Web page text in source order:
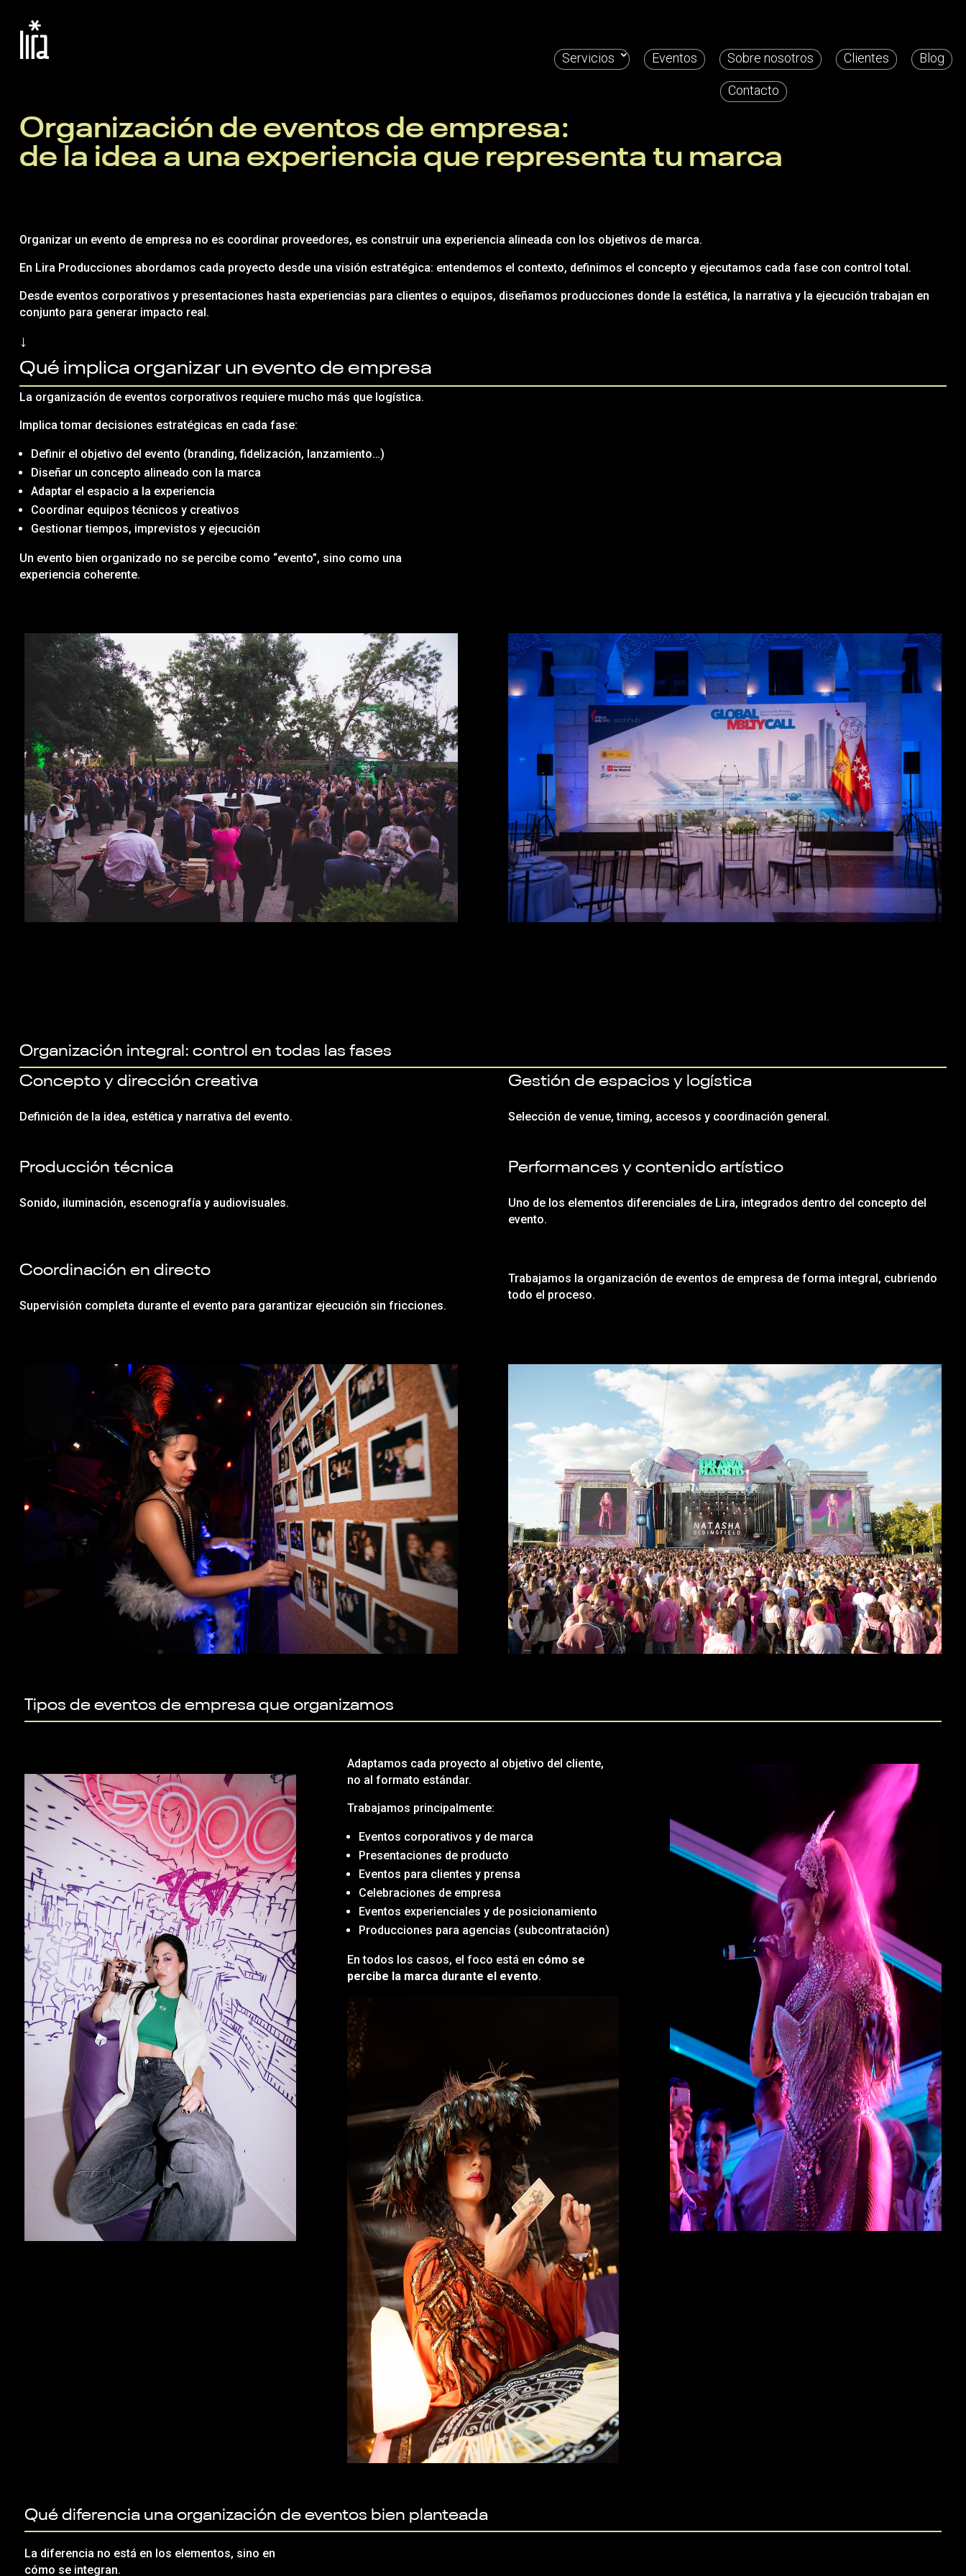
Servicios Eventos Sobre nosotros Clientes Blog
Contacto
Organización de eventos de empresa:
de la idea a una experiencia que representa tu marca
Organizar un evento de empresa no es coordinar proveedores, es construir una experiencia alineada con los objetivos de marca.
En Lira Producciones abordamos cada proyecto desde una visión estratégica: entendemos el contexto, definimos el concepto y ejecutamos cada fase con control total.
Desde eventos corporativos y presentaciones hasta experiencias para clientes o equipos, diseñamos producciones donde la estética, la narrativa y la ejecución trabajan en
conjunto para generar impacto real.
↓
Qué implica organizar un evento de empresa
La organización de eventos corporativos requiere mucho más que logística.
Implica tomar decisiones estratégicas en cada fase:
Definir el objetivo del evento (branding, fidelización, lanzamiento…)
Diseñar un concepto alineado con la marca
Adaptar el espacio a la experiencia
Coordinar equipos técnicos y creativos
Gestionar tiempos, imprevistos y ejecución
Un evento bien organizado no se percibe como “evento”, sino como una
experiencia coherente.
Organización integral: control en todas las fases
Concepto y dirección creativa
Definición de la idea, estética y narrativa del evento.
Gestión de espacios y logística
Selección de venue, timing, accesos y coordinación general.
Producción técnica
Sonido, iluminación, escenografía y audiovisuales.
Performances y contenido artístico
Uno de los elementos diferenciales de Lira, integrados dentro del concepto del
evento.
Coordinación en directo
Supervisión completa durante el evento para garantizar ejecución sin fricciones.
Trabajamos la organización de eventos de empresa de forma integral, cubriendo
todo el proceso.
Tipos de eventos de empresa que organizamos
Adaptamos cada proyecto al objetivo del cliente,
no al formato estándar.
Trabajamos principalmente:
Eventos corporativos y de marca
Presentaciones de producto
Eventos para clientes y prensa
Celebraciones de empresa
Eventos experienciales y de posicionamiento
Producciones para agencias (subcontratación)
En todos los casos, el foco está en cómo se
percibe la marca durante el evento.
Qué diferencia una organización de eventos bien planteada
La diferencia no está en los elementos, sino en
cómo se integran.